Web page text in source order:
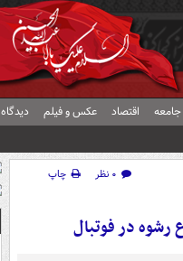
جامعه اقتصاد عکس و فیلم دیدگاه
۰ نظر
چاپ